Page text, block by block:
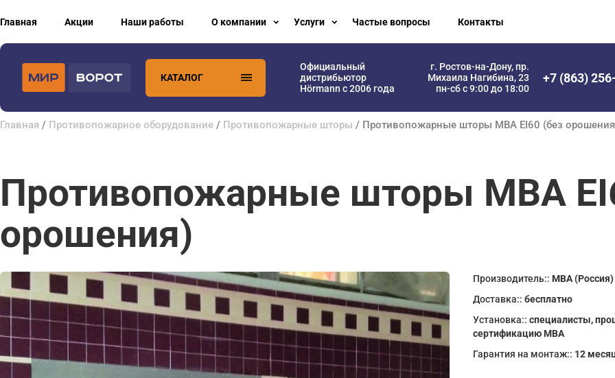
Главная Акции Наши работы О компании Услуги Частые вопросы Контакты
КАТАЛОГ
Официальный
дистрибьютор
Hörmann с 2006 года
г. Ростов-на-Дону, пр.
Михаила Нагибина, 23
пн-сб с 9:00 до 18:00
+7 (863)
Главная / Противопожарное оборудование / Противопожарные шторы / Противопожарные шторы МВА EI60 (без
Противопожарные шторы МВА
орошения)
Производитель:: МВА (Россия)
Доставка::бесплатно
Установка::специалисты,
сертификацию МВА
Гарантия на монтаж:: 12